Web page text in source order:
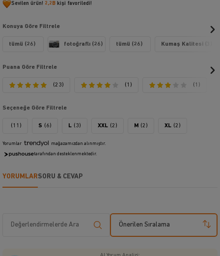
ve bunun getirdiği güvendir. Kullanılan malzemeler ve şık tasarımı
devam ediyor.
kullandığınız her mekanda ruh halinizi değiştirebilir. Şık tavrının yanı sıra
siparişlerinizle ilgili yardım için her zaman bizimle iletişime geçebilirsiniz.
Sevilen ürün! 2,2B kişi favoriledi!
Konuya Göre Filtrele
tümü (26) fotoğraflı (26) tümü (26) Kumaş Kalitesi (3)
Puana Göre Filtrele
(23) (1) (1)
Seçeneğe Göre Filtrele
(11) S (6) L (3) XXL (2) M (2) XL (2)
Yorumlar mağazamızdan alınmıştır.
tarafından desteklenmektedir.
YORUMLARSORU & CEVAP
Önerilen Sıralama